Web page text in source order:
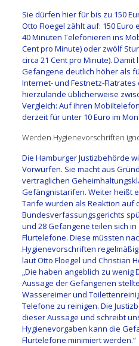
Sie dürfen hier für bis zu 150
Otto Floegel zählt auf: 150
40 Minuten Telefonieren ins
Cent pro Minute) oder zwölf
circa 21 Cent pro Minute).
Gefangene deutlich höher als
Internet- und Festnetz-
hierzulande üblicherweise
Vergleich: Auf ihren
derzeit für unter 10 Euro im
Werden Hygienevorschriften
Die Hamburger Justizbehörde
Vorwürfen. Sie macht aus
vertraglichen
Gefängnistarifen. Weiter heißt
Tarife wurden als Reaktion auf
Bundesverfassungsgerichts
und 28 Gefangene teilen sich in
Flurtelefone. Diese müssten
Hygienevorschriften
laut Otto Floegel und Christian
„Die haben angeblich zu wenig
Aussage der Gefangenen
Wassereimer und
Telefone zu reinigen. Die
dieser Aussage und schreibt
Hygienevorgaben kann die
Flurtelefone minimiert werden.“